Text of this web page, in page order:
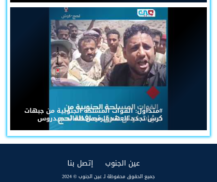
#متداول: القوات المسلحة الجنوبية من جبهات
كرش تجدد العهد للرئيس القائد عيدروس
عين الجنوب إتصل بنا
جميع الحقوق محفوظة لـ عين الجنوب © 2024